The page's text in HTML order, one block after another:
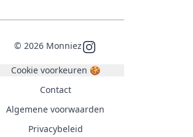
© 2026 MonniezInstagram
Cookie voorkeuren 🍪
Contact
Algemene voorwaarden
Privacybeleid